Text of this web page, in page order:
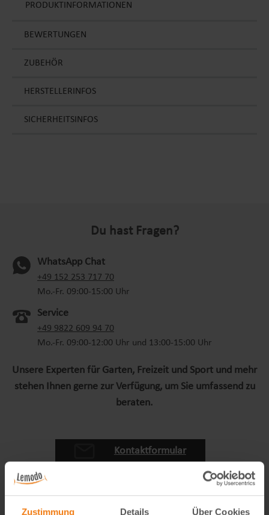
Zustimmung Details Über Cookies
PRODUKTINFORMATIONEN
BEWERTUNGEN
ZUBEHÖR
HERSTELLERINFOS
SICHERHEITSINFOS
Du hast Fragen?
WhatsApp Chat
+49 152 253 717 70
Mo.-Fr. 09:00-15:00 Uhr
Service
+49 9822 609 94 70
Mo.-Fr. 09:00-12:00 Uhr und 13:00-15:00 Uhr
Unsere Experten für Garten, Freizeit und Sport und mehr
stehen Ihnen gerne zur Verfügung, um Sie umfassend zu
beraten.
Kontaktformular